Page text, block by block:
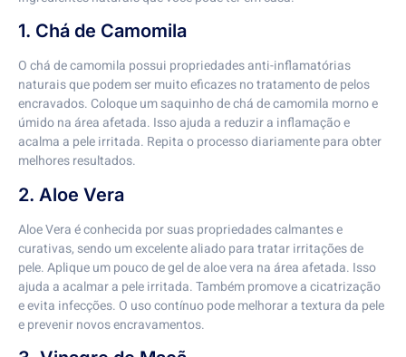
1. Chá de Camomila
O chá de camomila possui propriedades anti-inflamatórias
naturais que podem ser muito eficazes no tratamento de pelos
encravados. Coloque um saquinho de chá de camomila morno e
úmido na área afetada. Isso ajuda a reduzir a inflamação e
acalma a pele irritada. Repita o processo diariamente para obter
melhores resultados.
2. Aloe Vera
Aloe Vera é conhecida por suas propriedades calmantes e
curativas, sendo um excelente aliado para tratar irritações de
pele. Aplique um pouco de gel de aloe vera na área afetada. Isso
ajuda a acalmar a pele irritada. Também promove a cicatrização
e evita infecções. O uso contínuo pode melhorar a textura da pele
e prevenir novos encravamentos.